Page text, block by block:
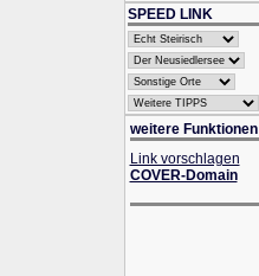
SPEED LINK
weitere Funktionen
Link vorschlagen
COVER-Domain